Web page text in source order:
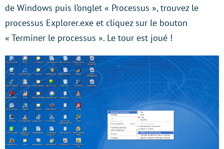
de Windows puis l’onglet « Processus », trouvez le
processus Explorer.exe et cliquez sur le bouton
« Terminer le processus ». Le tour est joué !